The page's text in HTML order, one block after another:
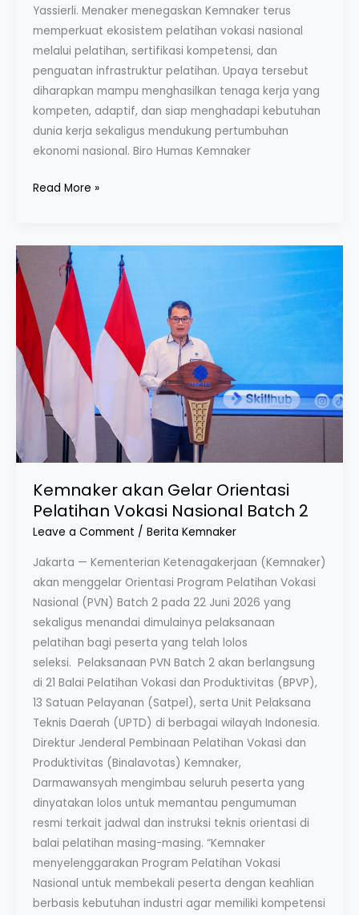
Yassierli. Menaker menegaskan Kemnaker terus
memperkuat ekosistem pelatihan vokasi nasional
melalui pelatihan, sertifikasi kompetensi, dan
penguatan infrastruktur pelatihan. Upaya tersebut
diharapkan mampu menghasilkan tenaga kerja yang
kompeten, adaptif, dan siap menghadapi kebutuhan
dunia kerja sekaligus mendukung pertumbuhan
ekonomi nasional. Biro Humas Kemnaker
Read More »
Kemnaker akan Gelar Orientasi
Pelatihan Vokasi Nasional Batch 2
Leave a Comment / Berita Kemnaker
Jakarta — Kementerian Ketenagakerjaan (Kemnaker)
akan menggelar Orientasi Program Pelatihan Vokasi
Nasional (PVN) Batch 2 pada 22 Juni 2026 yang
sekaligus menandai dimulainya pelaksanaan
pelatihan bagi peserta yang telah lolos
seleksi. Pelaksanaan PVN Batch 2 akan berlangsung
di 21 Balai Pelatihan Vokasi dan Produktivitas (BPVP),
13 Satuan Pelayanan (Satpel), serta Unit Pelaksana
Teknis Daerah (UPTD) di berbagai wilayah Indonesia.
Direktur Jenderal Pembinaan Pelatihan Vokasi dan
Produktivitas (Binalavotas) Kemnaker,
Darmawansyah mengimbau seluruh peserta yang
dinyatakan lolos untuk memantau pengumuman
resmi terkait jadwal dan instruksi teknis orientasi di
balai pelatihan masing-masing. “Kemnaker
menyelenggarakan Program Pelatihan Vokasi
Nasional untuk membekali peserta dengan keahlian
berbasis kebutuhan industri agar memiliki kompetensi
Kemnaker
Orientasi
Pelatihan
Vokasi
Nasional
Batch